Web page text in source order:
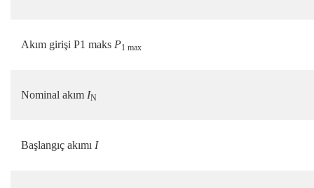
Akım girişi P1 maks P1 max
Nominal akım IN
Başlangıç akımı I